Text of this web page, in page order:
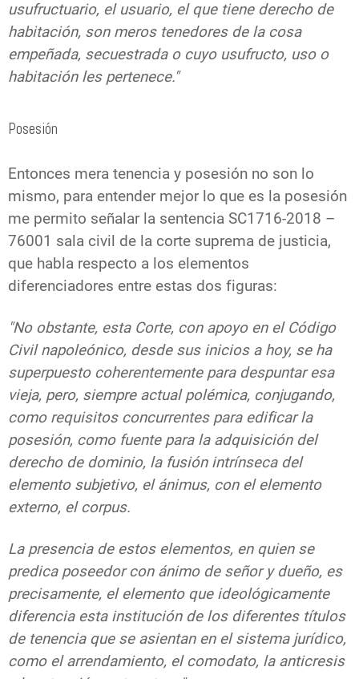
usufructuario, el usuario, el que tiene derecho de
habitación, son meros tenedores de la cosa
empeñada, secuestrada o cuyo usufructo, uso o
habitación les pertenece."
Posesión
Entonces mera tenencia y posesión no son lo
mismo, para entender mejor lo que es la posesión
me permito señalar la sentencia SC1716-2018 –
76001 sala civil de la corte suprema de justicia,
que habla respecto a los elementos
diferenciadores entre estas dos figuras:
"No obstante, esta Corte, con apoyo en el Código
Civil napoleónico, desde sus inicios a hoy, se ha
superpuesto coherentemente para despuntar esa
vieja, pero, siempre actual polémica, conjugando,
como requisitos concurrentes para edificar la
posesión, como fuente para la adquisición del
derecho de dominio, la fusión intrínseca del
elemento subjetivo, el ánimus, con el elemento
externo, el corpus.
La presencia de estos elementos, en quien se
predica poseedor con ánimo de señor y dueño, es
precisamente, el elemento que ideológicamente
diferencia esta institución de los diferentes títulos
de tenencia que se asientan en el sistema jurídico,
como el arrendamiento, el comodato, la anticresis